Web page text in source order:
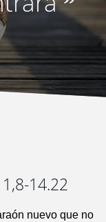
14.22
nuevo que no